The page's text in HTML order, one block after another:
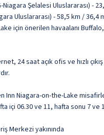
Şelalesi Uluslararası) -
Uluslararası) - 58,5 km / 36,4
için önerilen havaalanı
24 saat açık ofis ve hızlı
Inn Niagara-on-the-Lake
içi 06.30 ve 11, hafta sonu 7 ve
Merkezi yakınında